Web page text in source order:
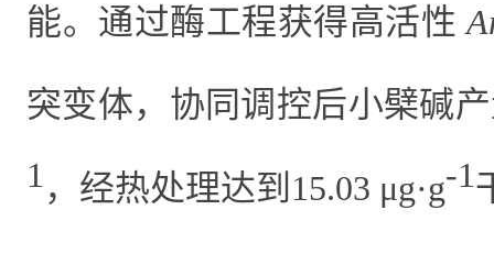
能。通过酶工程获得高活性
突变体，协同调控后小檗碱
1，经热处理达到 15.03 μg·g-1